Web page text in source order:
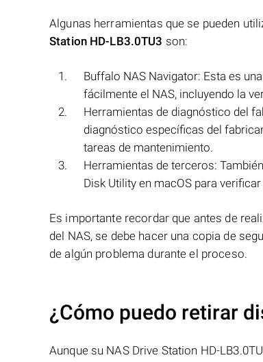
Algunas herramientas que se pueden
Station HD-LB3.0TU3 son:
Buffalo NAS Navigator: Esta es
fácilmente el NAS, incluyendo la
Herramientas de diagnóstico del
diagnóstico específicas del
tareas de mantenimiento.
Herramientas de terceros:
Disk Utility en macOS para
Es importante recordar que antes de
del NAS, se debe hacer una copia de
de algún problema durante el proceso.
¿Cómo puedo retirar
Aunque su NAS Drive Station HD-